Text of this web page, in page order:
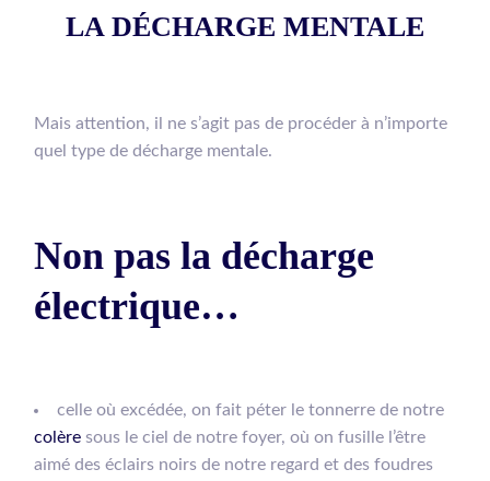
LA DÉCHARGE MENTALE
Mais attention, il ne s’agit pas de procéder à n’importe
quel type de décharge mentale.
Non pas la décharge
électrique…
celle où excédée, on fait péter le tonnerre de notre
colère sous le ciel de notre foyer, où on fusille l’être
aimé des éclairs noirs de notre regard et des foudres